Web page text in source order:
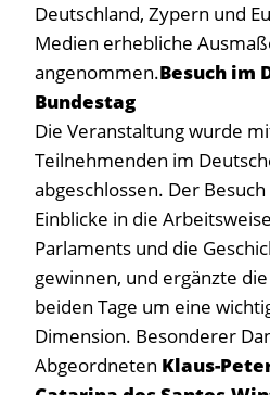
Deutschland, Zypern und
Medien erhebliche
angenommen.Besuch im
Bundestag
Die Veranstaltung wurde
Teilnehmenden im
abgeschlossen. Der
Einblicke in die
Parlaments und die
gewinnen, und ergänzte
beiden Tage um eine
Dimension. Besonderer
Abgeordneten Klaus-